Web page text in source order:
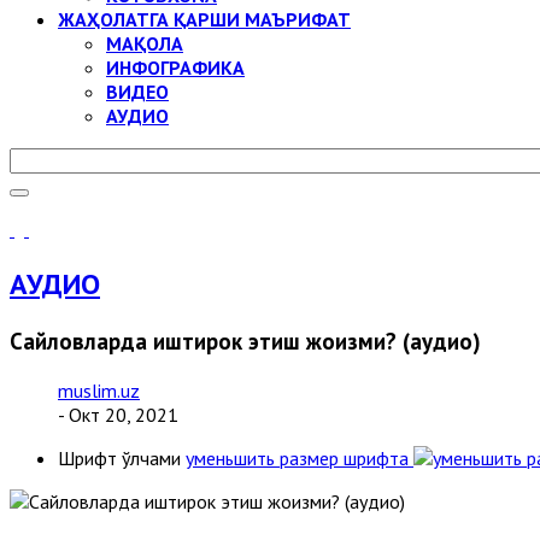
ЖАҲОЛАТГА ҚАРШИ МАЪРИФАТ
МАҚОЛА
ИНФОГРАФИКА
ВИДЕО
АУДИО
АУДИО
Сайловларда иштирок этиш жоизми? (аудио)
muslim.uz
- Окт 20, 2021
Шрифт ўлчами уменьшить размер шрифта